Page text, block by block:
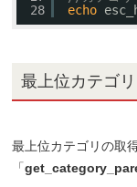
28
echo
最上位カテゴ
最上位カテゴリの取
「